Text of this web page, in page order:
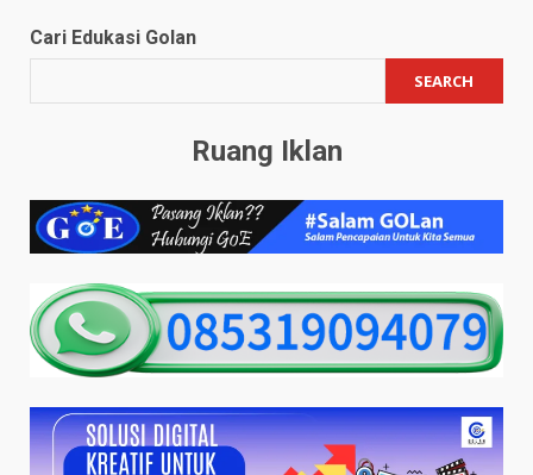
Cari Edukasi Golan
SEARCH
Ruang Iklan